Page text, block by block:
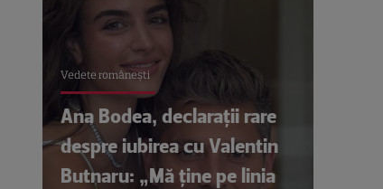
Vedete româneşti
Ana Bodea, declarații rare
despre iubirea cu Valentin
Butnaru: „Mă ține pe linia